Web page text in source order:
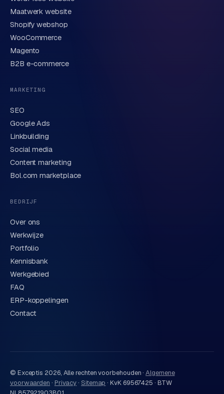
Korte omschrijving van je vraag of project
Verstuur aanvraag
We behandelen je gegevens zorgvuldig conform onze
privacyverklaring. Of bel direct
Maatwerk website
Shopify webshop
WooCommerce
Magento
B2B e-commerce
MARKETING
SEO
Google Ads
Linkbuilding
Social media
Content marketing
Bol.com marketplace
BEDRIJF
Over ons
Werkwijze
Portfolio
Kennisbank
Werkgebied
FAQ
ERP-koppelingen
Contact
© Exceptis 2026, Alle rechten voorbehouden · Algemene
voorwaarden · Privacy· Sitemap ·KvK 69567425 · BTW